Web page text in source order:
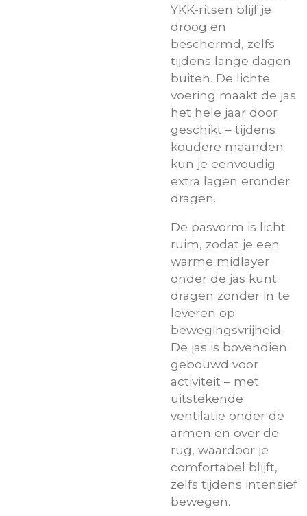
YKK-ritsen blijf je
droog en
beschermd, zelfs
tijdens lange dagen
buiten. De lichte
voering maakt de jas
het hele jaar door
geschikt – tijdens
koudere maanden
kun je eenvoudig
extra lagen eronder
dragen.
De pasvorm is licht
ruim, zodat je een
warme midlayer
onder de jas kunt
dragen zonder in te
leveren op
bewegingsvrijheid.
De jas is bovendien
gebouwd voor
activiteit – met
uitstekende
ventilatie onder de
armen en over de
rug, waardoor je
comfortabel blijft,
zelfs tijdens intensief
bewegen.